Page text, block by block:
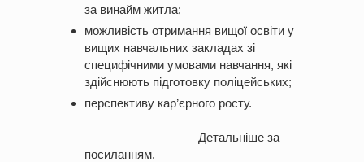
за винайм житла;
можливість отримання вищої освіти у
вищих навчальних закладах зі
специфічними умовами навчання, які
здійснюють підготовку поліцейських;
перспективу кар’єрного росту.
Детальніше за
посиланням.